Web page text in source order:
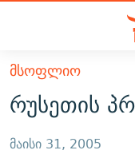
Accessibility
მთავარ
შინაარსზე
დაბრუნება
მთავარ
ᲐᲮᲐᲚᲘ ᲐᲛᲑᲔᲑᲘ
ᲗᲔᲛᲔᲑᲘ
ᲞᲝᲚᲘᲢᲘᲙᲐ
ᲕᲘᲓᲔᲝ
ᲛᲡᲝᲤᲚᲘᲝ
რუსეთის
მაისი 31, 2005